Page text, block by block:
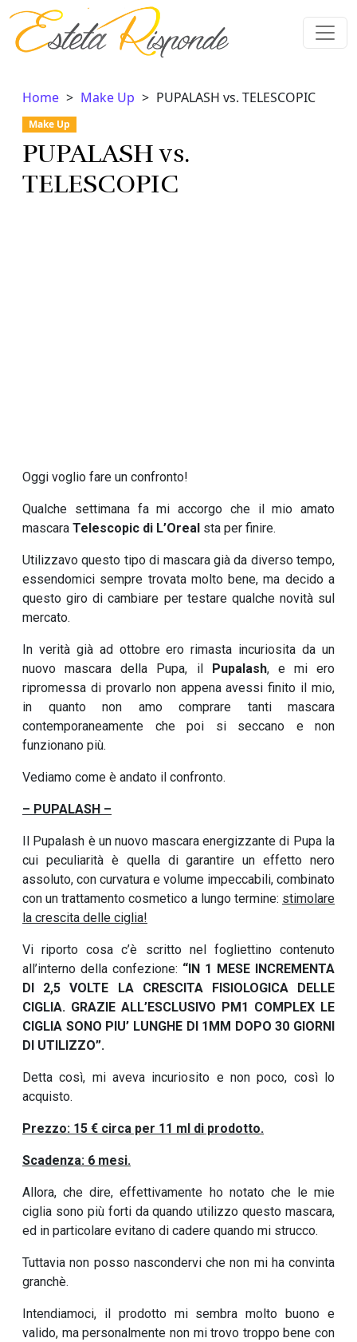
Vai al contenuto
Home Make Up PUPALASH vs. TELESCOPIC
Make Up
PUPALASH vs.
TELESCOPIC
Oggi voglio fare un confronto!
Qualche settimana fa mi accorgo che il mio amato
mascara Telescopic di L’Oreal sta per finire.
Utilizzavo questo tipo di mascara già da diverso tempo,
essendomici sempre trovata molto bene, ma decido a
questo giro di cambiare per testare qualche novità sul
mercato.
In verità già ad ottobre ero rimasta incuriosita da un
nuovo mascara della Pupa, il Pupalash, e mi ero
ripromessa di provarlo non appena avessi finito il mio,
in quanto non amo comprare tanti mascara
contemporaneamente che poi si seccano e non
funzionano più.
Vediamo come è andato il confronto.
– PUPALASH –
Il Pupalash è un nuovo mascara energizzante di Pupa la
cui peculiarità è quella di garantire un effetto nero
assoluto, con curvatura e volume impeccabili, combinato
con un trattamento cosmetico a lungo termine: stimolare
la crescita delle ciglia!
Vi riporto cosa c’è scritto nel fogliettino contenuto
all’interno della confezione: “IN 1 MESE INCREMENTA
DI 2,5 VOLTE LA CRESCITA FISIOLOGICA DELLE
CIGLIA. GRAZIE ALL’ESCLUSIVO PM1 COMPLEX LE
CIGLIA SONO PIU’ LUNGHE DI 1MM DOPO 30 GIORNI
DI UTILIZZO”.
Detta così, mi aveva incuriosito e non poco, così lo
acquisto.
Prezzo: 15 € circa per 11 ml di prodotto.
Scadenza: 6 mesi.
Allora, che dire, effettivamente ho notato che le mie
ciglia sono più forti da quando utilizzo questo mascara,
ed in particolare evitano di cadere quando mi strucco.
Tuttavia non posso nascondervi che non mi ha convinta
granchè.
Intendiamoci, il prodotto mi sembra molto buono e
valido, ma personalmente non mi trovo troppo bene con